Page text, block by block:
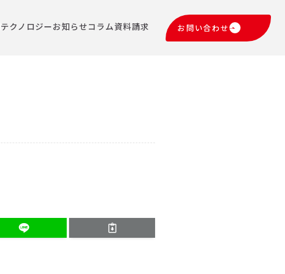
テクノロジーお知らせコラム資料請求 お問い合わせ